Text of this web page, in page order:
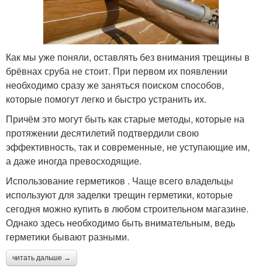
Как мы уже поняли, оставлять без внимания трещины в
брёвнах сруба не стоит. При первом их появлении
необходимо сразу же заняться поиском способов,
которые помогут легко и быстро устранить их.
Причём это могут быть как старые методы, которые на
протяжении десятилетий подтвердили свою
эффективность, так и современные, не уступающие им,
а даже иногда превосходящие.
Использование герметиков . Чаще всего владельцы
используют для заделки трещин герметики, которые
сегодня можно купить в любом строительном магазине.
Однако здесь необходимо быть внимательным, ведь
герметики бывают разными.
читать дальше →